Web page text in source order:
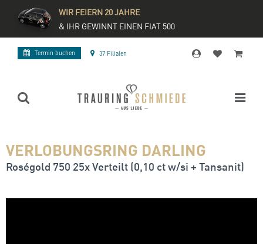
WIR FEIERN 20 JAHRE
& IHR GEWINNT EINEN FIAT 500
Termin buchen 37 Filialen
VERLOBUNGSRING DARLING
Roségold 750 25x Verteilt (0,10 ct w/si + Tansanit)